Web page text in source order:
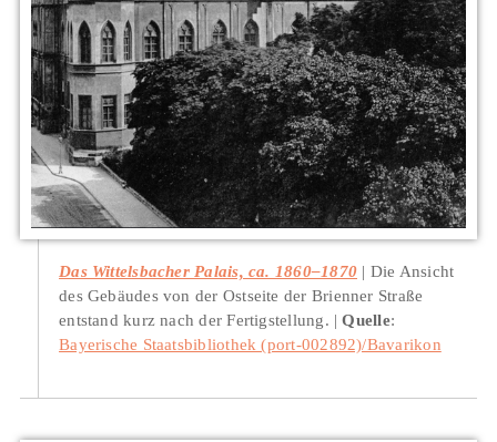
Das Wittelsbacher Palais, ca. 1860–1870
Die Ansicht
des Gebäudes von der Ostseite der Brienner Straße
entstand kurz nach der Fertigstellung.
Quelle:
Bayerische Staatsbibliothek (port-002892)/Bavarikon